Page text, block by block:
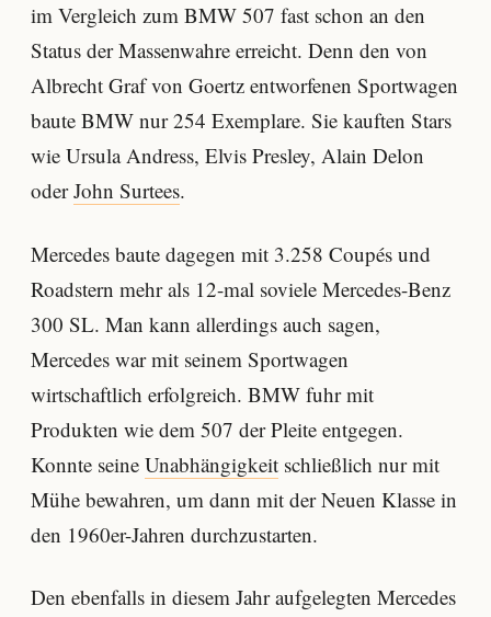
im Vergleich zum BMW 507 fast schon an den
Status der Massenwahre erreicht. Denn den von
Albrecht Graf von Goertz entworfenen Sportwagen
baute BMW nur 254 Exemplare. Sie kauften Stars
wie Ursula Andress, Elvis Presley, Alain Delon
oderJohn Surtees.
Mercedes baute dagegen mit 3.258 Coupés und
Roadstern mehr als 12-mal soviele Mercedes-Benz
300 SL. Man kann allerdings auch sagen,
Mercedes war mit seinem Sportwagen
wirtschaftlich erfolgreich. BMW fuhr mit
Produkten wie dem 507 der Pleite entgegen.
Konnte seine Unabhängigkeit schließlich nur mit
Mühe bewahren, um dann mit der Neuen Klasse in
den 1960er-Jahren durchzustarten.
Den ebenfalls in diesem Jahr aufgelegten Mercedes